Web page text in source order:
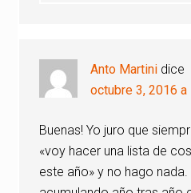
Anto Martini dice
octubre 3, 2016
Buenas! Yo juro que
«voy hacer una lista de
este año» y no hago